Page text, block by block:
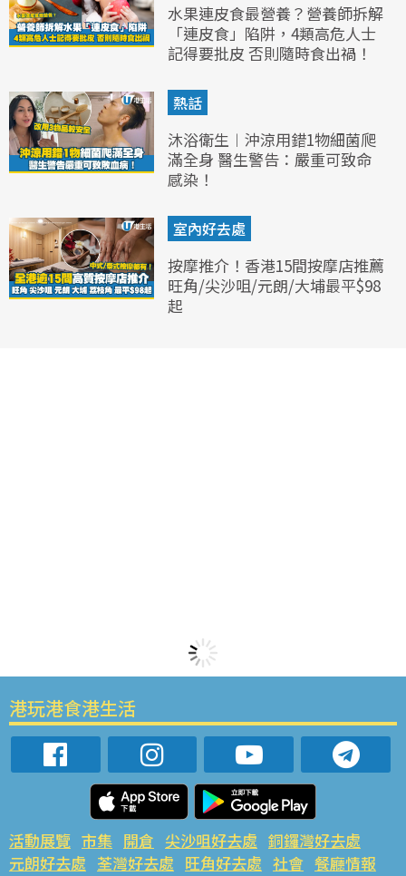
水果連皮食最營養？營養師拆解
「連皮食」陷阱，4類高危人士
記得要批皮 否則隨時食出禍！
熱話
沐浴衛生︱沖涼用錯1物細菌爬
滿全身 醫生警告：嚴重可致命
感染！
室內好去處
按摩推介！香港15間按摩店推薦
旺角/尖沙咀/元朗/大埔最平$98
起
港玩港食港生活
活動展覽 市集 開倉 尖沙咀好去處 銅鑼灣好去處
元朗好去處 荃灣好去處 旺角好去處 社會 餐廳情報